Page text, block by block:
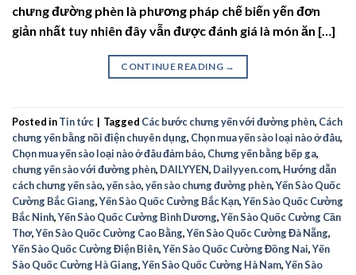
chưng đường phèn là phương pháp chế biến yến đơn
giản nhất tuy nhiên đây vẫn được đánh giá là món ăn […]
CONTINUE READING →
Posted inTin tức | Tagged Các bước chưng yến với đường phèn, Cách
chưng yến bằng nồi điện chuyên dụng, Chọn mua yến sào loại nào ở đâu,
Chọn mua yến sào loại nào ở đâu đảm bảo, Chưng yến bằng bếp ga,
chưng yến sào với đường phèn, DAILYYEN, Dailyyen.com, Hướng dẫn
cách chưng yến sào,yến sào,yến sào chưng đường phèn,Yến Sào Quốc
Cường Bắc Giang,Yến Sào Quốc Cường Bắc Kạn,Yến Sào Quốc Cường
Bắc Ninh,Yến Sào Quốc Cường Bình Dương,Yến Sào Quốc Cường Cần
Thơ,Yến Sào Quốc Cường Cao Bằng,Yến Sào Quốc Cường Đà Nẵng,
Yến Sào Quốc Cường Điện Biên,Yến Sào Quốc Cường Đồng Nai,Yến
Sào Quốc Cường Hà Giang,Yến Sào Quốc Cường Hà Nam,Yến Sào